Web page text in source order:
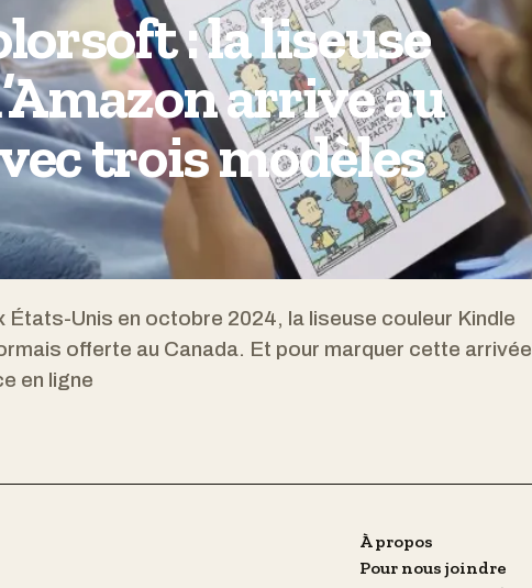
: la liseuse
arrive au
trois modèles
États-Unis en octobre 2024, la liseuse couleur Kindle
offerte au Canada. Et pour marquer cette arrivée
en ligne
À propos
Pour nous joindre